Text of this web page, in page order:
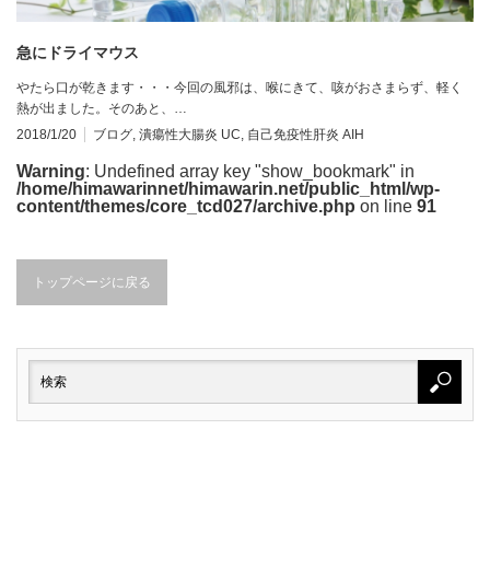
急にドライマウス
やたら口が乾きます・・・今回の風邪は、喉にきて、咳がおさまらず、軽く
熱が出ました。そのあと、…
2018/1/20
ブログ, 潰瘍性大腸炎 UC, 自己免疫性肝炎 AIH
Warning: Undefined array key "show_bookmark" in
/home/himawarinnet/himawarin.net/public_html/wp-
content/themes/core_tcd027/archive.php on line 91
トップページに戻る